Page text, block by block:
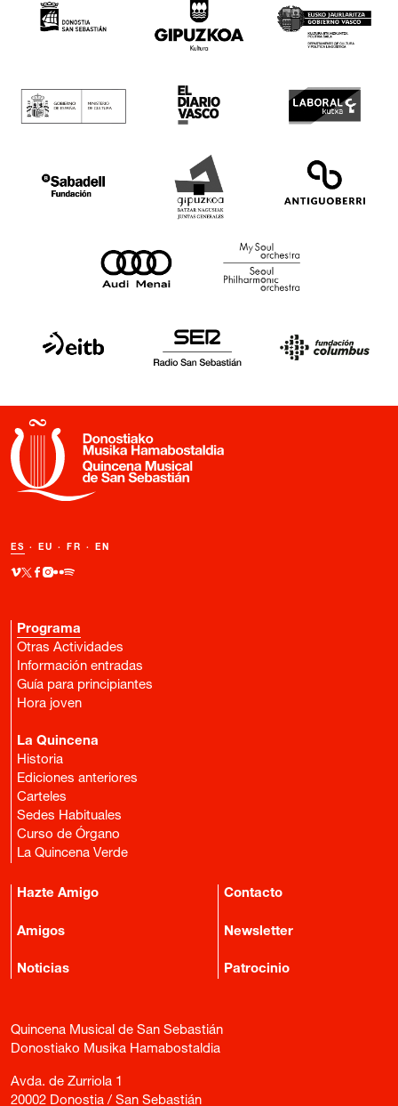
ES · EU · FR · EN
Programa
Otras Actividades
Información entradas
Guía para principiantes
Hora joven
La Quincena
Historia
Ediciones anteriores
Carteles
Sedes Habituales
Curso de Órgano
La Quincena Verde
Hazte Amigo
Amigos
Noticias
Contacto
Newsletter
Patrocinio
Quincena Musical de San Sebastián
Donostiako Musika Hamabostaldia
Avda. de Zurriola 1
20002 Donostia / San Sebastián